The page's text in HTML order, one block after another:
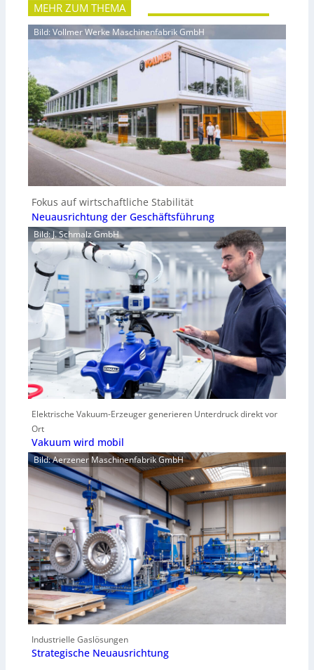
MEHR ZUM THEMA
Bild: Vollmer Werke Maschinenfabrik GmbH
Fokus auf wirtschaftliche Stabilität
Neuausrichtung der Geschäftsführung
Bild: J. Schmalz GmbH
Elektrische Vakuum-Erzeuger generieren Unterdruck direkt vor
Ort
Vakuum wird mobil
Bild: Aerzener Maschinenfabrik GmbH
Industrielle Gaslösungen
Strategische Neuausrichtung